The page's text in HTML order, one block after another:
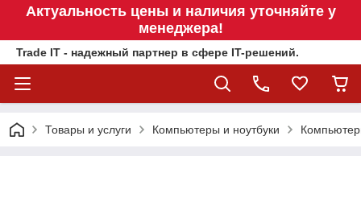
Актуальность цены и наличия уточняйте у
менеджера!
Trade IT - надежный партнер в сфере IT-решений.
Товары и услуги Компьютеры и ноутбуки